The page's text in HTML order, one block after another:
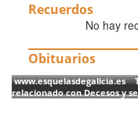
Recuerdos
No hay
Obituarios
www.esquelasdegalicia.es
relacionado con Decesos y